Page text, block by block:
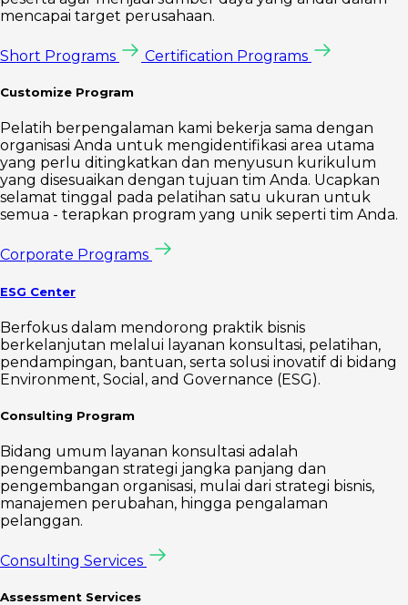
mencapai target perusahaan.
Short Programs Certification Programs
Customize Program
Pelatih berpengalaman kami bekerja sama dengan
organisasi Anda untuk mengidentifikasi area utama
yang perlu ditingkatkan dan menyusun kurikulum
yang disesuaikan dengan tujuan tim Anda. Ucapkan
selamat tinggal pada pelatihan satu ukuran untuk
semua - terapkan program yang unik seperti tim Anda.
Corporate Programs
ESG Center
Berfokus dalam mendorong praktik bisnis
berkelanjutan melalui layanan konsultasi, pelatihan,
pendampingan, bantuan, serta solusi inovatif di bidang
Environment, Social, and Governance (ESG).
Consulting Program
Bidang umum layanan konsultasi adalah
pengembangan strategi jangka panjang dan
pengembangan organisasi, mulai dari strategi bisnis,
manajemen perubahan, hingga pengalaman
pelanggan.
Consulting Services
Assessment Services